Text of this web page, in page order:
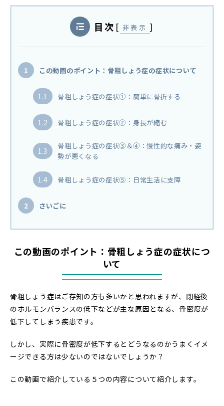
目次 [ 非表示 ]
1 この動画のポイント：骨粗しょう症の症状について
1.1 骨粗しょう症の症状①：簡単に骨折する
1.2 骨粗しょう症の症状②：身長が縮む
1.3
骨粗しょう症の症状③＆④：慢性的な痛み・姿
勢が悪くなる
1.4 骨粗しょう症の症状⑤：日常生活に支障
2 さいごに
この動画のポイント：骨粗しょう症の症状につ
いて
骨粗しょう症はご存知の方も多いかと思われますが、閉経後
のホルモンバランスの低下などが主な原因となる、骨密度が
低下してしまう疾患です。
しかし、実際に骨密度が低下するとどうなるのかうまくイメ
ージできる方は少ないのではないでしょうか？
この動画で紹介している５つの内容について紹介します。